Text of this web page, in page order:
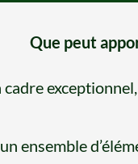
Que peut
cadre
ensemble